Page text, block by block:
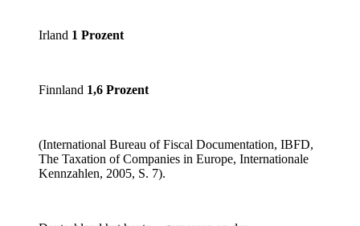
Irland 1 Prozent
Finnland 1,6 Prozent
(International Bureau of Fiscal Documentation, IBFD,
The Taxation of Companies in Europe, Internationale
Kennzahlen, 2005, S. 7).